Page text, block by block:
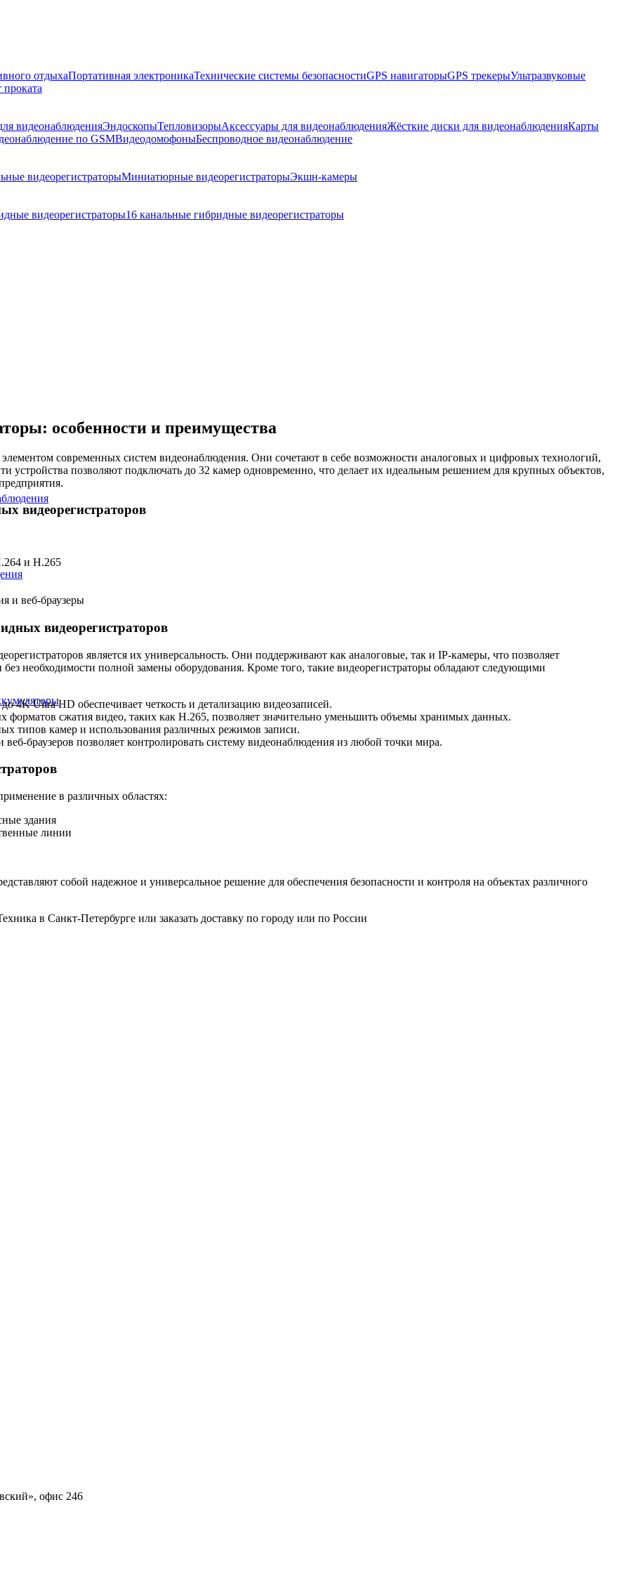
отдыхаПортативная электроникаТехнические системы безопасностиGPS навигаторыGPS трекерыУльтразвуковые
видеонаблюденияЭндоскопыТепловизорыАксессуары для видеонаблюденияЖёсткие диски для видеонаблюденияКарты
по GSMВидеодомофоныБеспроводное видеонаблюдение
видеорегистраторыМиниатюрные видеорегистраторыЭкшн-камеры
видеорегистраторы16 канальные гибридные видеорегистраторы
особенности и преимущества
современных систем видеонаблюдения. Они сочетают в себе возможности аналоговых и цифровых технологий,
устройства позволяют подключать до 32 камер одновременно, что делает их идеальным решением для крупных объектов,
видеорегистраторов
и H.265
и веб-браузеры
видеорегистраторов
является их универсальность. Они поддерживают как аналоговые, так и IP-камеры, что позволяет
необходимости полной замены оборудования. Кроме того, такие видеорегистраторы обладают следующими
4K Ultra HD обеспечивает четкость и детализацию видеозаписей.
форматов сжатия видео, таких как H.265, позволяет значительно уменьшить объемы хранимых данных.
типов камер и использования различных режимов записи.
браузеров позволяет контролировать систему видеонаблюдения из любой точки мира.
в различных областях:
здания
линии
собой надежное и универсальное решение для обеспечения безопасности и контроля на объектах различного
в Санкт-Петербурге или заказать доставку по городу или по России
офис 246